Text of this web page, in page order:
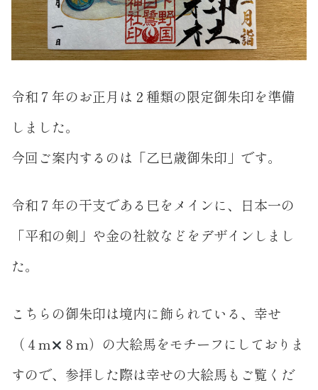
令和７年のお正月は２種類の限定御朱印を準備
しました。
今回ご案内するのは「乙巳歳御朱印」です。
令和７年の干支である巳をメインに、日本一の
「平和の剣」や金の社紋などをデザインしまし
た。
こちらの御朱印は境内に飾られている、幸せ
（４m
８m）の大絵馬をモチーフにしておりま
すので、参拝した際は幸せの大絵馬もご覧くだ